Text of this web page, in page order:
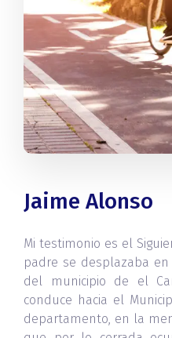
Jaime Alonso
Mi testimonio es el
padre se desplazaba
del municipio de el
conduce hacia el
departamento, en la